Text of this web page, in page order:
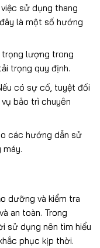
sử dụng thang
là một số hướng
trọng lượng trong
trọng quy định.
có sự cố, tuyệt đối
bảo trì chuyên
các hướng dẫn sử
máy.
dưỡng và kiểm tra
an toàn. Trong
sử dụng nên tìm hiểu
phục kịp thời.